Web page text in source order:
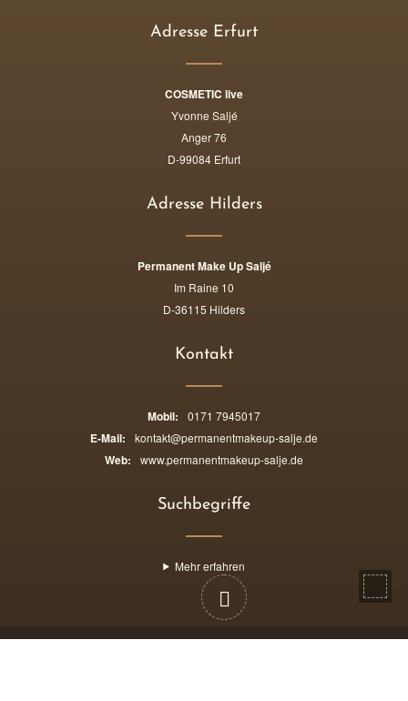
Adresse Erfurt
COSMETIC live
Yvonne Saljé
Anger 76
D-99084 Erfurt
Adresse Hilders
Permanent Make Up Saljé
Im Raine 10
D-36115 Hilders
Kontakt
Mobil: 0171 7945017
E-Mail: kontakt@permanentmakeup-salje.de
Web: www.permanentmakeup-salje.de
Suchbegriffe
Mehr erfahren